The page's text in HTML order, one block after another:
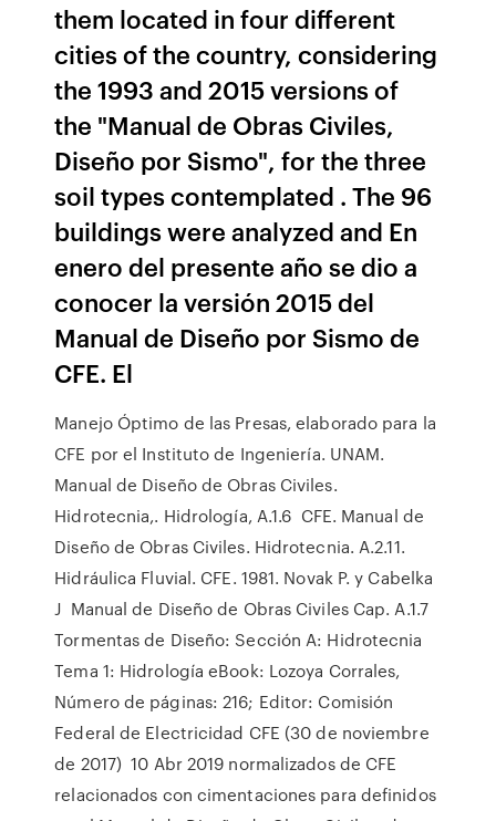
them located in four different
cities of the country, considering
the 1993 and 2015 versions of
the "Manual de Obras Civiles,
Diseño por Sismo", for the three
soil types contemplated . The 96
buildings were analyzed and En
enero del presente año se dio a
conocer la versión 2015 del
Manual de Diseño por Sismo de
CFE. El
Manejo Óptimo de las Presas, elaborado para la
CFE por el Instituto de Ingeniería. UNAM.
Manual de Diseño de Obras Civiles.
Hidrotecnia,. Hidrología, A.1.6 CFE. Manual de
Diseño de Obras Civiles. Hidrotecnia. A.2.11.
Hidráulica Fluvial. CFE. 1981. Novak P. y Cabelka
J Manual de Diseño de Obras Civiles Cap. A.1.7
Tormentas de Diseño: Sección A: Hidrotecnia
Tema 1: Hidrología eBook: Lozoya Corrales,
Número de páginas: 216; Editor: Comisión
Federal de Electricidad CFE (30 de noviembre
de 2017) 10 Abr 2019 normalizados de CFE
relacionados con cimentaciones para definidos